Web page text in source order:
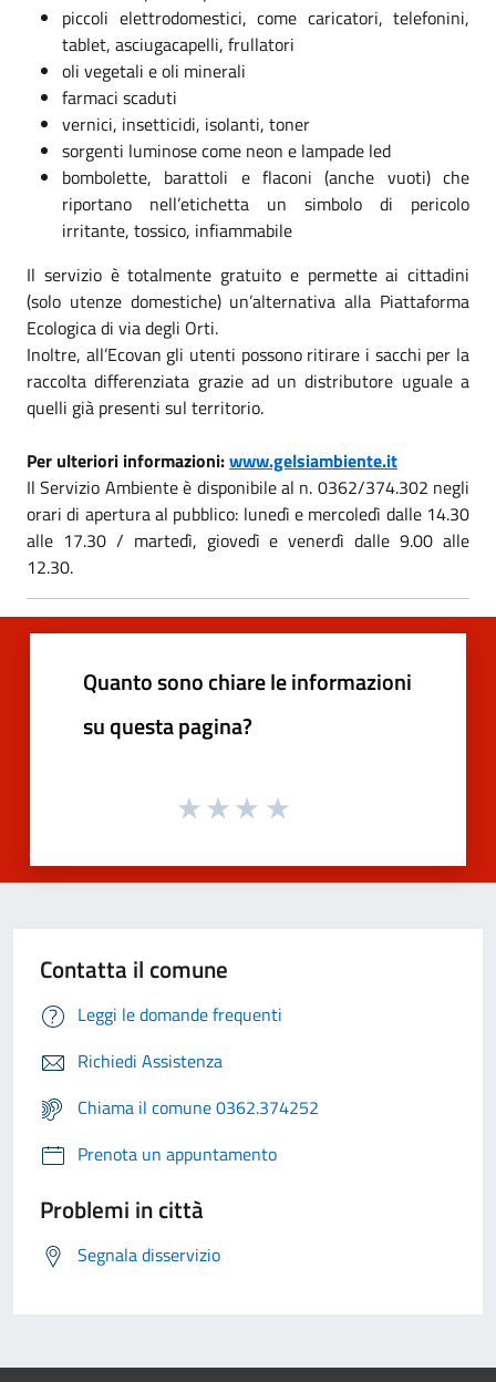
piccoli elettrodomestici, come caricatori, telefonini,
tablet, asciugacapelli, frullatori
oli vegetali e oli minerali
farmaci scaduti
vernici, insetticidi, isolanti, toner
sorgenti luminose come neon e lampade led
bombolette, barattoli e flaconi (anche vuoti) che
riportano nell’etichetta un simbolo di pericolo
irritante, tossico, infiammabile
Il servizio è totalmente gratuito e permette ai cittadini
(solo utenze domestiche) un’alternativa alla Piattaforma
Ecologica di via degli Orti.
Inoltre, all’Ecovan gli utenti possono ritirare i sacchi per la
raccolta differenziata grazie ad un distributore uguale a
quelli già presenti sul territorio.
Per ulteriori informazioni:www.gelsiambiente.it
Il Servizio Ambiente è disponibile al n. 0362/374.302 negli
orari di apertura al pubblico: lunedì e mercoledì dalle 14.30
alle 17.30 / martedì, giovedì e venerdì dalle 9.00 alle
12.30.
Quanto sono chiare le informazioni
su questa pagina?
Contatta il comune
Leggi le domande frequenti
Richiedi Assistenza
Chiama il comune 0362.374252
Prenota un appuntamento
Problemi in città
Segnala disservizio